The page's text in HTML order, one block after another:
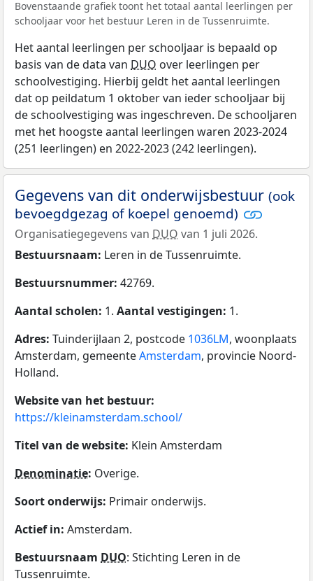
Bovenstaande grafiek toont het totaal aantal leerlingen per
schooljaar voor het bestuur Leren in de Tussenruimte.
Het aantal leerlingen per schooljaar is bepaald op
basis van de data van DUO over leerlingen per
schoolvestiging. Hierbij geldt het aantal leerlingen
dat op peildatum 1 oktober van ieder schooljaar bij
de schoolvestiging was ingeschreven. De schooljaren
met het hoogste aantal leerlingen waren 2023-2024
(251 leerlingen) en 2022-2023 (242 leerlingen).
Gegevens van dit onderwijsbestuur (ook
bevoegdgezag of koepel genoemd)
Organisatiegegevens van DUO van 1 juli 2026.
Bestuursnaam: Leren in de Tussenruimte.
Bestuursnummer: 42769.
Aantal scholen: 1. Aantal vestigingen: 1.
Adres: Tuinderijlaan 2, postcode 1036LM, woonplaats
Amsterdam, gemeenteAmsterdam, provincie Noord-
Holland.
Website van het bestuur:
https://kleinamsterdam.school/
Titel van de website: Klein Amsterdam
Denominatie: Overige.
Soort onderwijs: Primair onderwijs.
Actief in: Amsterdam.
Bestuursnaam DUO: Stichting Leren in de
Tussenruimte.